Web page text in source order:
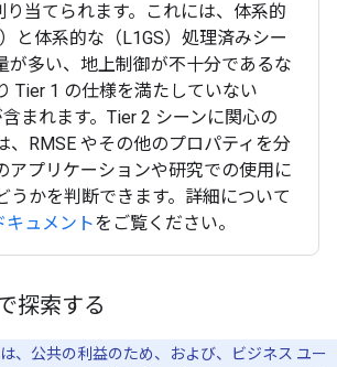
り当てられます。これには、体系的
と体系的な（L1GS）処理済みシー
が多い、地上制御が不十分であるな
Tier 1 の仕様を満たしていない
まれます。Tier 2 シーンに関心の
、RMSE やその他のプロパティを分
アプリケーションや研究での使用に
うかを判断できます。詳細について
キュメントをご覧ください。
探索する
、公共の利益のため、および、ビジネス ユー